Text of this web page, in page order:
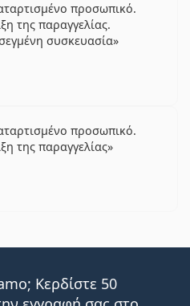
προσωπικό.
της παραγγελίας.
συσκευασία
προσωπικό.
της παραγγελίας
Κερδίστε 50